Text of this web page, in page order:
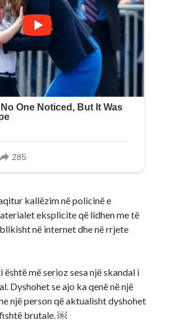
kallëzim në policinë e
eksplicite që lidhen me të
në internet dhe në rrjete
është më serioz sesa një skandal i
Dyshohet se ajo ka qenë në një
një person që aktualisht dyshohet
brutale. ￼